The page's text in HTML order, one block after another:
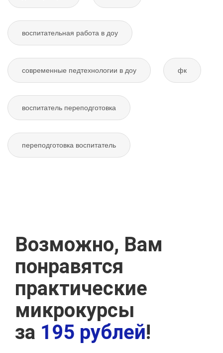
воспитательная работа в доу
современные педтехнологии в доу фк
воспитатель переподготовка
переподготовка воспитатель
Возможно, Вам
понравятся
практические
микрокурсы
за 195 рублей!